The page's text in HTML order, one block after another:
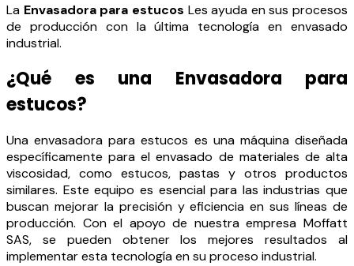
La Envasadora para estucos Les ayuda en sus procesos
de producción con la última tecnología en envasado
industrial.
¿Qué es una Envasadora para
estucos?
Una envasadora para estucos es una máquina diseñada
específicamente para el envasado de materiales de alta
viscosidad, como estucos, pastas y otros productos
similares. Este equipo es esencial para las industrias que
buscan mejorar la precisión y eficiencia en sus líneas de
producción. Con el apoyo de nuestra empresa Moffatt
SAS, se pueden obtener los mejores resultados al
implementar esta tecnología en su proceso industrial.